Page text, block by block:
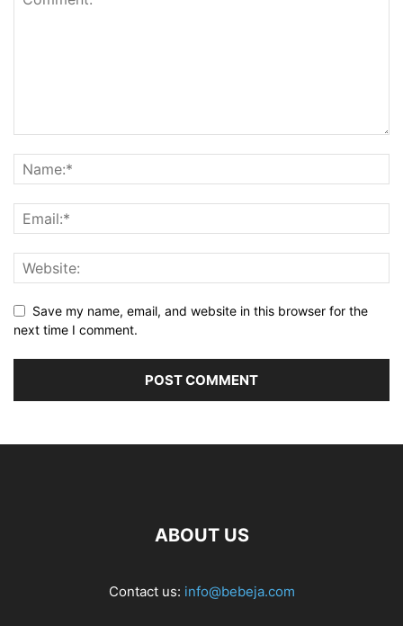
Save my name, email, and website in this browser for the
next time I comment.
ABOUT US
Contact us: info@bebeja.com